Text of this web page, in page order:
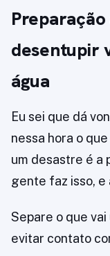
desentupir
água
Eu sei que dá
nessa hora o
um desastre é a
gente faz isso, e
Separe o que
evitar contato